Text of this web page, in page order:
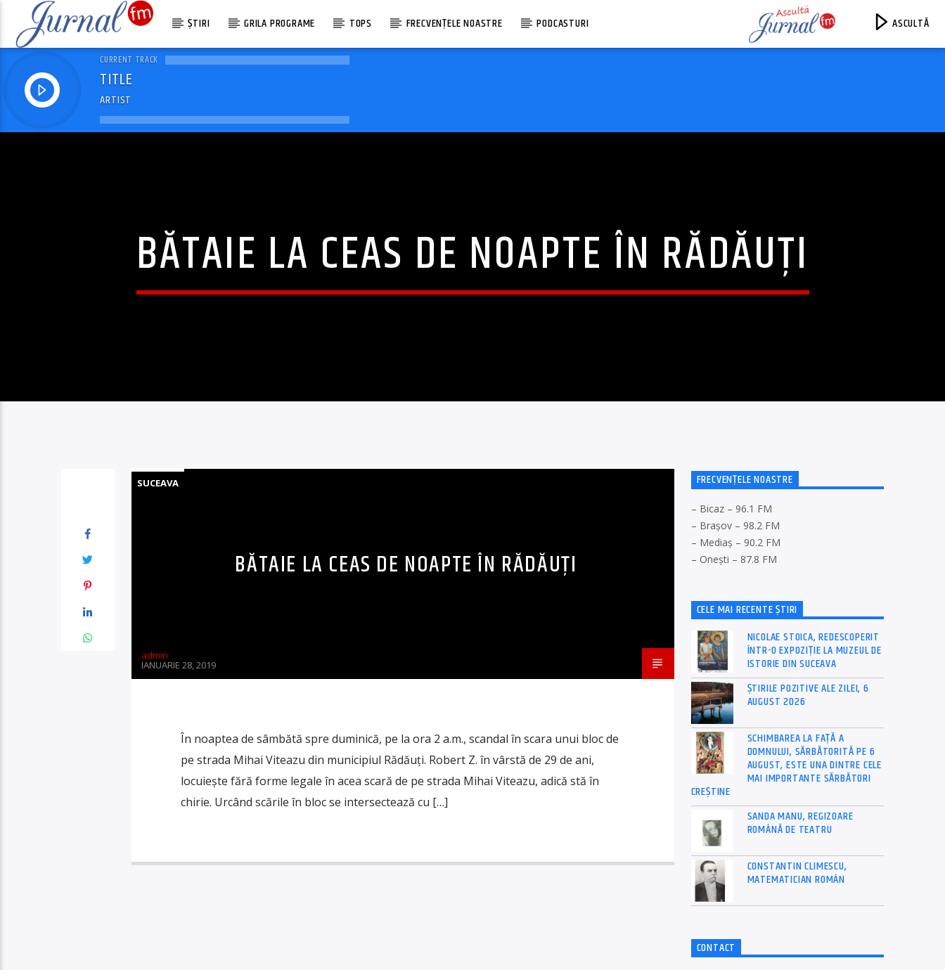
ȘTIRI GRILA PROGRAME TOPS FRECVENȚELE NOASTRE PODCASTURI ASCULTĂ
CURRENT TRACK
TITLE
ARTIST
BĂTAIE LA CEAS DE NOAPTE ÎN RĂDĂUȚI
SUCEAVA
BĂTAIE LA CEAS DE NOAPTE ÎN RĂDĂUȚI
admin
IANUARIE 28, 2019
În noaptea de sâmbătă spre duminică, pe la ora 2 a.m., scandal în scara unui bloc de
pe strada Mihai Viteazu din municipiul Rădăuți. Robert Z. în vârstă de 29 de ani,
locuiește fără forme legale în acea scară de pe strada Mihai Viteazu, adică stă în
chirie. Urcând scările în bloc se intersectează cu […]
FRECVENȚELE NOASTRE
– Bicaz – 96.1 FM
– Brașov – 98.2 FM
– Mediaș – 90.2 FM
– Onești – 87.8 FM
CELE MAI RECENTE ȘTIRI
NICOLAE STOICA, REDESCOPERIT
ÎNTR-O EXPOZIȚIE LA MUZEUL DE
ISTORIE DIN SUCEAVA
ȘTIRILE POZITIVE ALE ZILEI, 6
AUGUST 2026
SCHIMBAREA LA FAȚĂ A
DOMNULUI, SĂRBĂTORITĂ PE 6
AUGUST, ESTE UNA DINTRE CELE
MAI IMPORTANTE SĂRBĂTORI
CREȘTINE
SANDA MANU, REGIZOARE
ROMÂNĂ DE TEATRU
CONSTANTIN CLIMESCU,
MATEMATICIAN ROMÂN
CONTACT